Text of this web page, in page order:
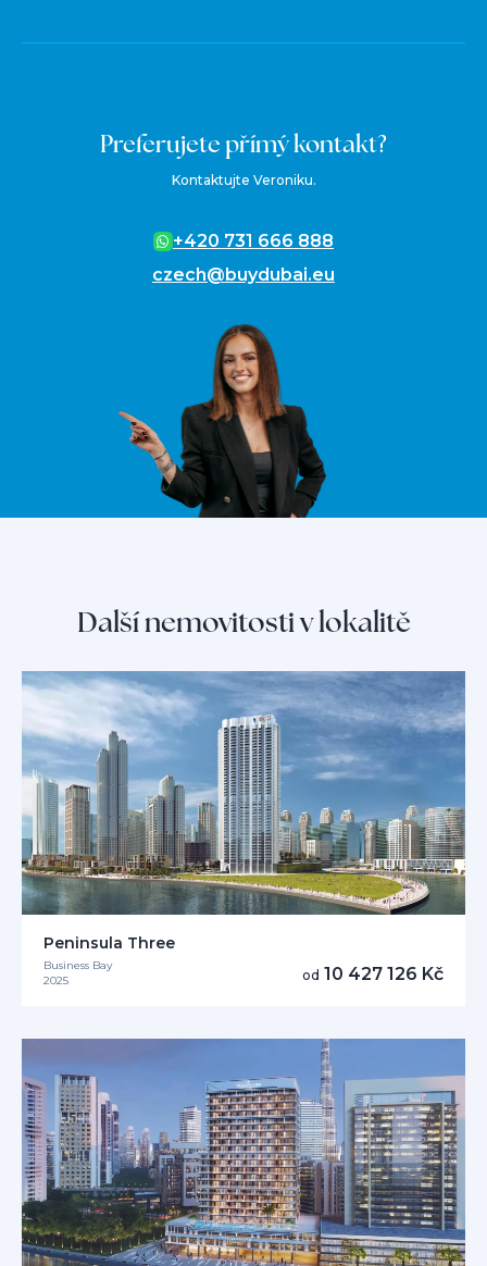
Preferujete přímý kontakt?
Kontaktujte Veroniku.
+420 731 666 888
czech@buydubai.eu
Další nemovitosti v lokalitě
Peninsula Three
Business Bay
2025
od 10 427 126 Kč